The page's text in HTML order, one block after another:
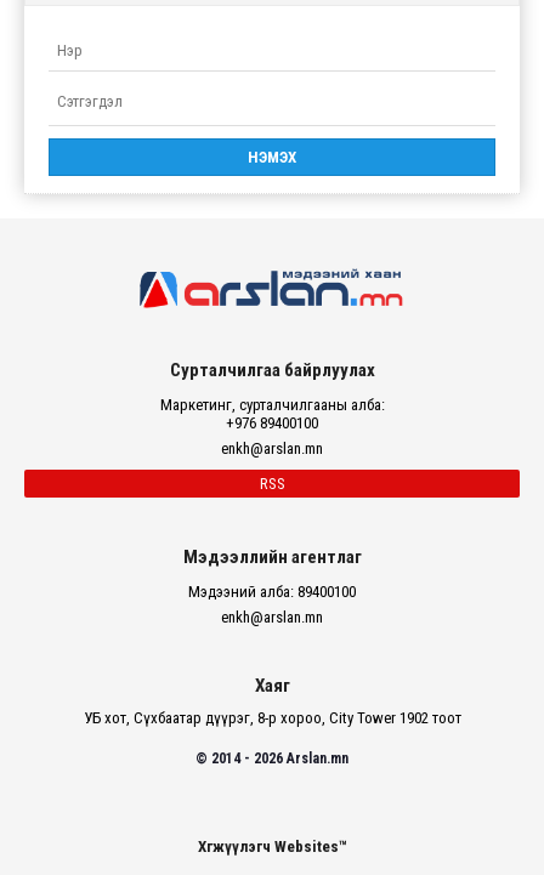
Сурталчилгаа байрлуулах
Маркетинг, сурталчилгааны алба:
+976 89400100
enkh@arslan.mn
RSS
Мэдээллийн агентлаг
Мэдээний алба: 89400100
enkh@arslan.mn
Хаяг
УБ хот, Сүхбаатар дүүрэг, 8-р хороо, City Tower 1902 тоот
© 2014 - 2026 Arslan.mn
Хөгжүүлэгч Websites™